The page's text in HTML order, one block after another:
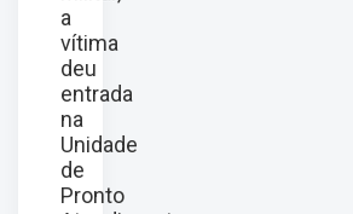
a
vítima
deu
entrada
na
Unidade
de
Pronto